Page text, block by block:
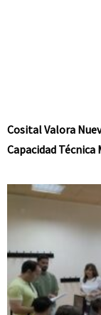
Cosital Valora
Capacidad Técnica